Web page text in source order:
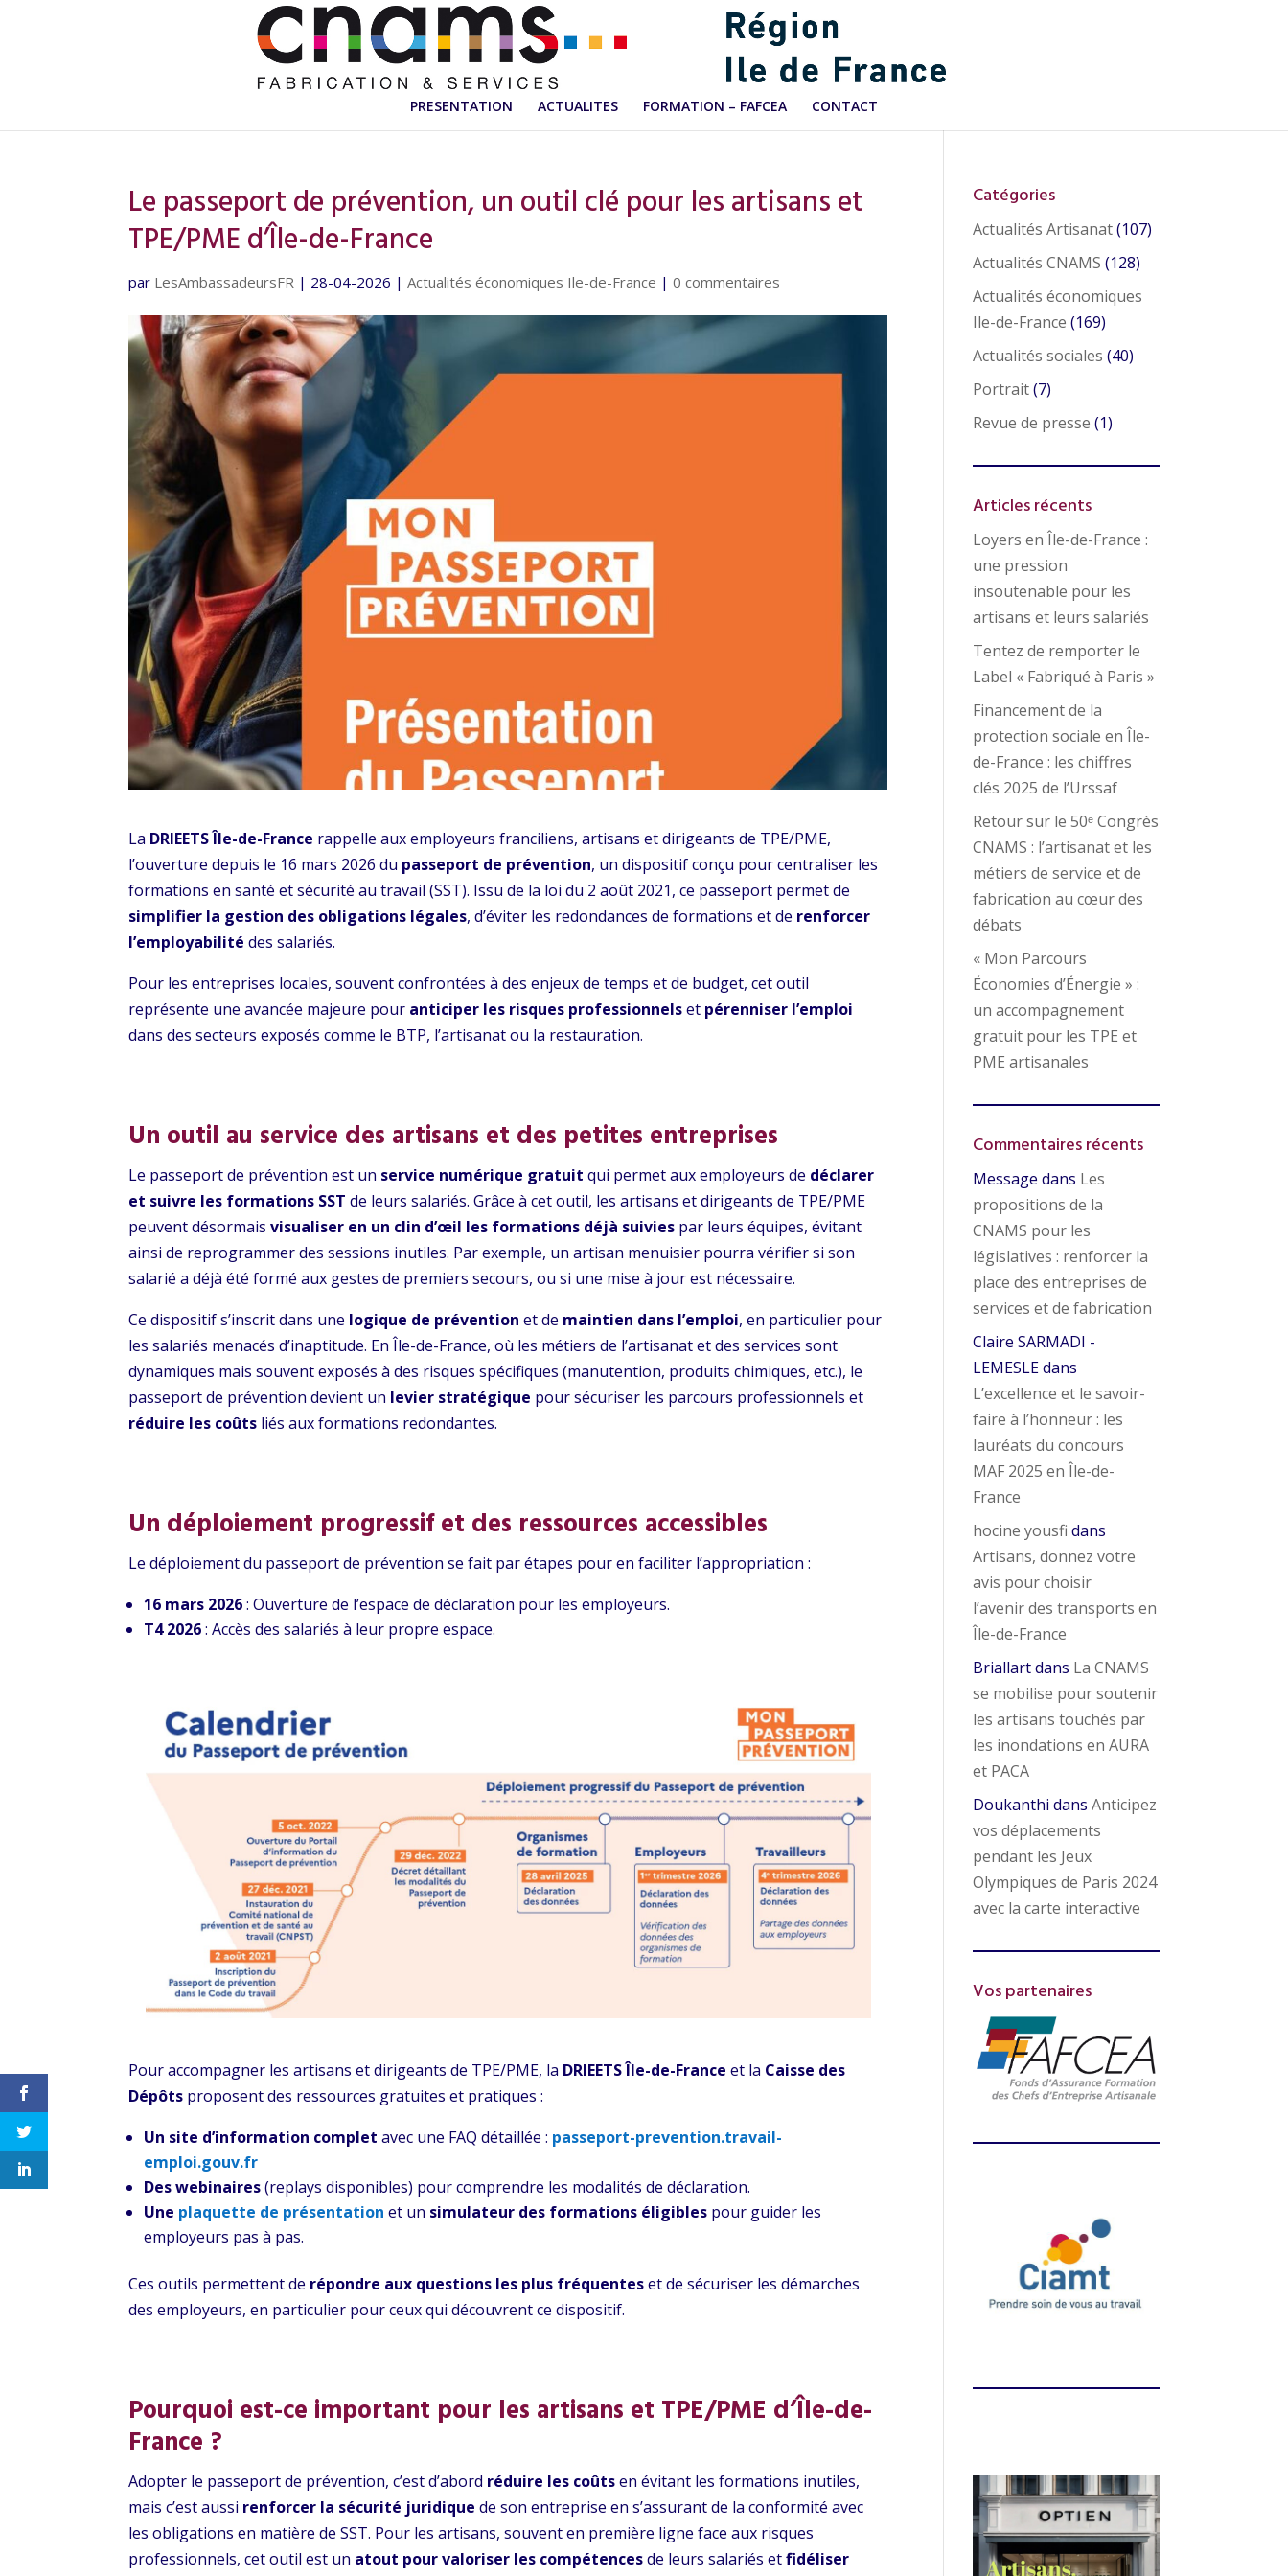
PRESENTATION ACTUALITES FORMATION – FAFCEA CONTACT
Le passeport de prévention, un outil clé pour les artisans et
TPE/PME d’Île-de-France
par LesAmbassadeursFR | 28-04-2026 |Actualités économiques Ile-de-France |0 commentaires
La DRIEETS Île-de-France rappelle aux employeurs franciliens, artisans et dirigeants de TPE/PME,
l’ouverture depuis le 16 mars 2026 du passeport de prévention, un dispositif conçu pour centraliser les
formations en santé et sécurité au travail (SST). Issu de la loi du 2 août 2021, ce passeport permet de
simplifier la gestion des obligations légales, d’éviter les redondances de formations et de renforcer
l’employabilité des salariés.
Pour les entreprises locales, souvent confrontées à des enjeux de temps et de budget, cet outil
représente une avancée majeure pour anticiper les risques professionnelset pérenniser l’emploi
dans des secteurs exposés comme le BTP, l’artisanat ou la restauration.
Un outil au service des artisans et des petites entreprises
Le passeport de prévention est un service numérique gratuit qui permet aux employeurs de déclarer
et suivre les formations SST de leurs salariés. Grâce à cet outil, les artisans et dirigeants de TPE/PME
peuvent désormaisvisualiser en un clin d’œil les formations déjà suivies par leurs équipes, évitant
ainsi de reprogrammer des sessions inutiles. Par exemple, un artisan menuisier pourra vérifier si son
salarié a déjà été formé aux gestes de premiers secours, ou si une mise à jour est nécessaire.
Ce dispositif s’inscrit dans une logique de prévention et de maintien dans l’emploi, en particulier pour
les salariés menacés d’inaptitude. En Île-de-France, où les métiers de l’artisanat et des services sont
dynamiques mais souvent exposés à des risques spécifiques (manutention, produits chimiques, etc.), le
passeport de prévention devient un levier stratégique pour sécuriser les parcours professionnels et
réduire les coûts liés aux formations redondantes.
Un déploiement progressif et des ressources accessibles
Le déploiement du passeport de prévention se fait par étapes pour en faciliter l’appropriation :
16 mars 2026: Ouverture de l’espace de déclaration pour les employeurs.
T4 2026: Accès des salariés à leur propre espace.
Pour accompagner les artisans et dirigeants de TPE/PME, la DRIEETS Île-de-France et la Caisse des
Dépôts proposent des ressources gratuites et pratiques :
Un site d’information complet avec une FAQ détaillée : passeport-prevention.travail-
emploi.gouv.fr
Des webinaires(replays disponibles) pour comprendre les modalités de déclaration.
Une plaquette de présentation et un simulateur des formations éligibles pour guider les
employeurs pas à pas.
Ces outils permettent de répondre aux questions les plus fréquenteset de sécuriser les démarches
des employeurs, en particulier pour ceux qui découvrent ce dispositif.
Pourquoi est-ce important pour les artisans et TPE/PME d’Île-de-
France ?
Adopter le passeport de prévention, c’est d’abord réduire les coûtsen évitant les formations inutiles,
mais c’est aussi renforcer la sécurité juridique de son entreprise en s’assurant de la conformité avec
les obligations en matière de SST. Pour les artisans, souvent en première ligne face aux risques
professionnels, cet outil est un atout pour valoriser les compétencesde leurs salariés etfidéliser
Catégories
Actualités Artisanat(107)
Actualités CNAMS (128)
Actualités économiques
Ile-de-France (169)
Actualités sociales (40)
Portrait(7)
Revue de presse (1)
Articles récents
Loyers en Île-de-France :
une pression
insoutenable pour les
artisans et leurs salariés
Tentez de remporter le
Label « Fabriqué à Paris »
Financement de la
protection sociale en Île-
de-France : les chiffres
clés 2025 de l’Urssaf
Retour sur le 50ᵉ Congrès
CNAMS : l’artisanat et les
métiers de service et de
fabrication au cœur des
débats
« Mon Parcours
Économies d’Énergie » :
un accompagnement
gratuit pour les TPE et
PME artisanales
Commentaires récents
Message dans Les
propositions de la
CNAMS pour les
législatives : renforcer la
place des entreprises de
services et de fabrication
Claire SARMADI -
LEMESLEdans
L’excellence et le savoir-
faire à l’honneur : les
lauréats du concours
MAF 2025 en Île-de-
France
hocine yousfi dans
Artisans, donnez votre
avis pour choisir
l’avenir des transports en
Île-de-France
Briallartdans La CNAMS
se mobilise pour soutenir
les artisans touchés par
les inondations en AURA
et PACA
Doukanthi dansAnticipez
vos déplacements
pendant les Jeux
Olympiques de Paris 2024
avec la carte interactive
Vos partenaires